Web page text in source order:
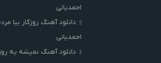
احمدیانی
دانلود آهنگ روزگار بیا
احمدیانی
دانلود آهنگ نمیشه یه